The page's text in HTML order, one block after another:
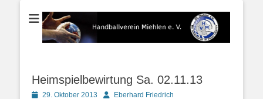
Handballverein
Miehlen e. V.
Der Handballverein im Blauen Ländchen
Heimspielbewirtung Sa. 02.11.13
Posted29. Oktober 2013 AutorEberhard Friedrich